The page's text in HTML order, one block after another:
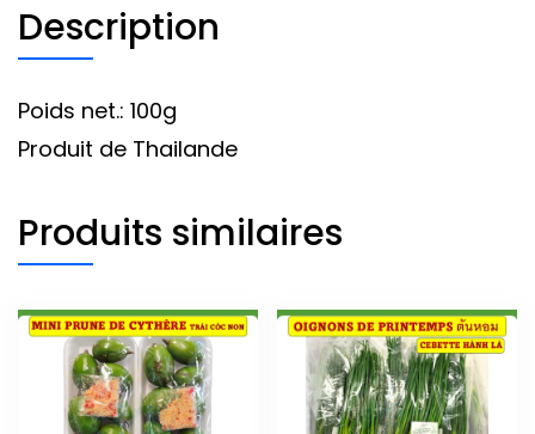
Description
Poids net.: 100g
Produit de Thailande
Produits similaires